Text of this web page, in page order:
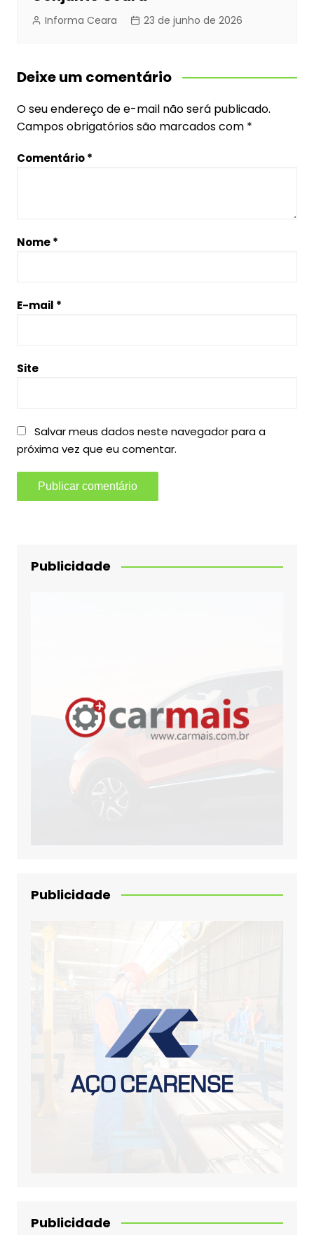
Informa Ceara 23 de junho de 2026
Deixe um comentário
O seu endereço de e-mail não será publicado.
Campos obrigatórios são marcados com *
Comentário*
Nome*
E-mail *
Site
Salvar meus dados neste navegador para a
próxima vez que eu comentar.
Publicidade
Publicidade
Publicidade